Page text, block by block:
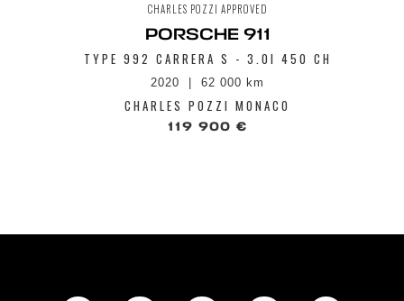
CHARLES POZZI APPROVED
PORSCHE 911
TYPE 992 CARRERA S - 3.0I 450 CH
2020 62 000 km
CHARLES POZZI MONACO
119 900 €